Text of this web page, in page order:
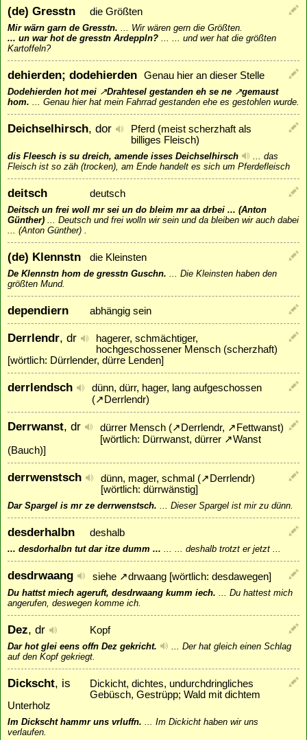
(de) Gresstn die Größten
Mir wärn garn de Gresstn.
Wir wären gern die Größten.
... un war hot de gresstn Ardeppln?
... und wer hat die größten
Kartoffeln?
dehierden; dodehierden Genau hier an dieser Stelle
Dodehierden hot mei ↗Drahtesel gestanden eh se ne ↗gemaust
hom.
Genau hier hat mein Fahrrad gestanden ehe es gestohlen wurde.
Deichselhirsch, dor
Pferd (meist scherzhaft als
billiges Fleisch)
dis Fleesch is su dreich, amende isses Deichselhirsch
das
Fleisch ist so zäh (trocken), am Ende handelt es sich um Pferdefleisch
deitsch deutsch
Deitsch un frei woll mr sei un do bleim mr aa drbei ... (Anton
Günther)
Deutsch und frei wolln wir sein und da bleiben wir auch dabei
... (Anton Günther) .
(de) Klennstn die Kleinsten
De Klennstn hom de gresstn Guschn.
Die Kleinsten haben den
größten Mund.
dependiern abhängig sein
Derrlendr, dr
hagerer, schmächtiger,
hochgeschossener Mensch (scherzhaft)
[wörtlich: Dürrlender, dürre Lenden]
derrlendsch
dünn, dürr, hager, lang aufgeschossen
(↗ Derrlendr)
Derrwanst, dr dürrer Mensch (↗ Derrlendr, ↗ Fettwanst)
[wörtlich: Dürrwanst, dürrer ↗Wanst
(Bauch)]
derrwenstsch dünn, mager, schmal (↗ Derrlendr)
[wörtlich: dürrwänstig]
Dar Spargel is mr ze derrwenstsch. Dieser Spargel ist mir zu dünn.
desderhalbn deshalb
... desdorhalbn tut dar itze dumm ... ... deshalb trotzt er jetzt ...
desdrwaang siehe ↗drwaang [wörtlich: desdawegen]
Du hattst miech ageruft, desdrwaang kumm iech.
Du hattest mich
angerufen, deswegen komme ich.
Dez, dr Kopf
Dar hot glei eens offn Dez gekricht.
Der hat gleich einen Schlag
auf den Kopf gekriegt.
Dickscht, is
Dickicht, dichtes, undurchdringliches
Gebüsch, Gestrüpp; Wald mit dichtem
Unterholz
Im Dickscht hammr uns vrluffn.
Im Dickicht haben wir uns
verlaufen.